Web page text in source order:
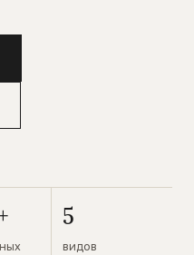
5
видов